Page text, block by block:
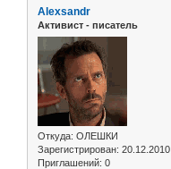
Alexsandr
Активист - писатель
Откуда: ОЛЕШКИ
Зарегистрирован: 20.12.2010
Приглашений: 0